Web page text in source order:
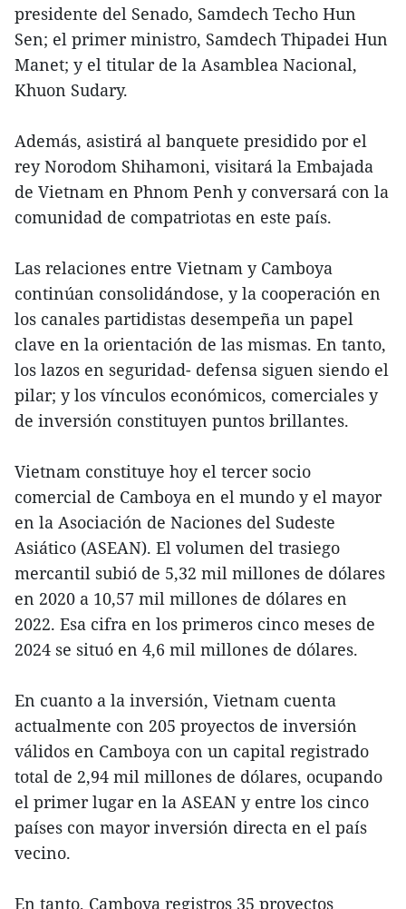
presidente del Senado, Samdech Techo Hun
Sen; el primer ministro, Samdech Thipadei Hun
Manet; y el titular de la Asamblea Nacional,
Khuon Sudary.
Además, asistirá al banquete presidido por el
rey Norodom Shihamoni, visitará la Embajada
de Vietnam en Phnom Penh y conversará con la
comunidad de compatriotas en este país.
Las relaciones entre Vietnam y Camboya
continúan consolidándose, y la cooperación en
los canales partidistas desempeña un papel
clave en la orientación de las mismas. En tanto,
los lazos en seguridad- defensa siguen siendo el
pilar; y los vínculos económicos, comerciales y
de inversión constituyen puntos brillantes.
Vietnam constituye hoy el tercer socio
comercial de Camboya en el mundo y el mayor
en la Asociación de Naciones del Sudeste
Asiático (ASEAN). El volumen del trasiego
mercantil subió de 5,32 mil millones de dólares
en 2020 a 10,57 mil millones de dólares en
2022. Esa cifra en los primeros cinco meses de
2024 se situó en 4,6 mil millones de dólares.
En cuanto a la inversión, Vietnam cuenta
actualmente con 205 proyectos de inversión
válidos en Camboya con un capital registrado
total de 2,94 mil millones de dólares, ocupando
el primer lugar en la ASEAN y entre los cinco
países con mayor inversión directa en el país
vecino.
En tanto, Camboya registros 35 proyectos